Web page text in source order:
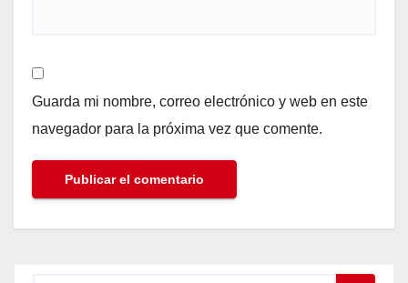
Guarda mi nombre, correo electrónico y web en este
navegador para la próxima vez que comente.